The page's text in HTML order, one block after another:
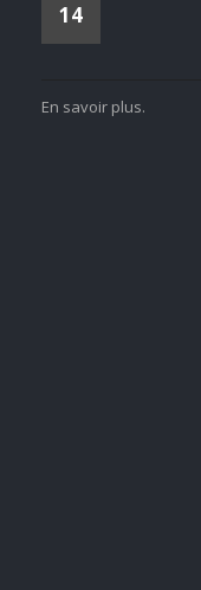
14
En savoir plus.